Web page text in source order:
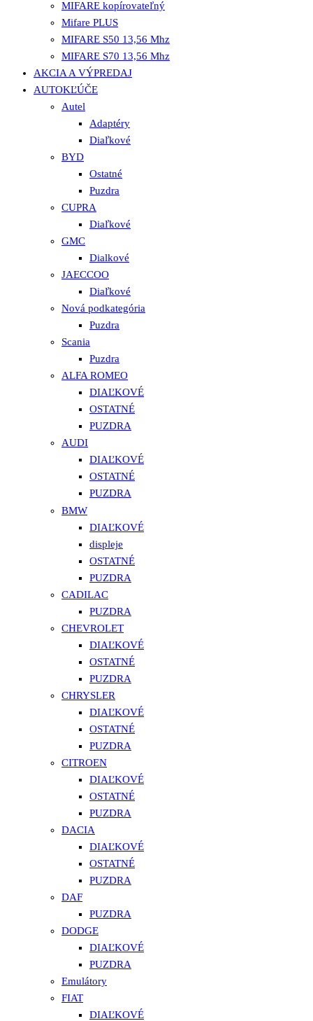
MIFARE kopírovateľný
Mifare PLUS
MIFARE S50 13,56 Mhz
MIFARE S70 13,56 Mhz
AKCIA A VÝPREDAJ
AUTOKĽÚČE
Autel
Adaptéry
Diaľkové
BYD
Ostatné
Puzdra
CUPRA
Diaľkové
GMC
Dialkové
JAECCOO
Diaľkové
Nová podkategória
Puzdra
Scania
Puzdra
ALFA ROMEO
DIAĽKOVÉ
OSTATNÉ
PUZDRA
AUDI
DIAĽKOVÉ
OSTATNÉ
PUZDRA
BMW
DIAĽKOVÉ
displeje
OSTATNÉ
PUZDRA
CADILAC
PUZDRA
CHEVROLET
DIAĽKOVÉ
OSTATNÉ
PUZDRA
CHRYSLER
DIAĽKOVÉ
OSTATNÉ
PUZDRA
CITROEN
DIAĽKOVÉ
OSTATNÉ
PUZDRA
DACIA
DIAĽKOVÉ
OSTATNÉ
PUZDRA
DAF
PUZDRA
DODGE
DIAĽKOVÉ
PUZDRA
Emulátory
FIAT
DIAĽKOVÉ